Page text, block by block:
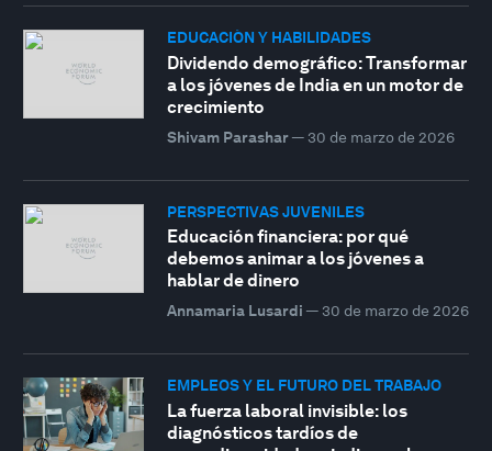
EDUCACIÓN Y HABILIDADES
Dividendo demográfico: Transformar
a los jóvenes de India en un motor de
crecimiento
Shivam Parashar— 30 de marzo de 2026
PERSPECTIVAS JUVENILES
Educación financiera: por qué
debemos animar a los jóvenes a
hablar de dinero
Annamaria Lusardi — 30 de marzo de 2026
EMPLEOS Y EL FUTURO DEL TRABAJO
La fuerza laboral invisible: los
diagnósticos tardíos de